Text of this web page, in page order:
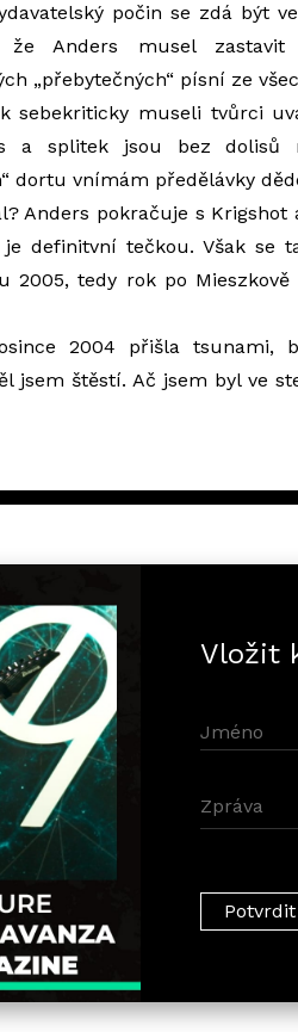
počin se zdá být
že Anders musel zastavit
„přebytečných“ písní ze
sebekriticky museli tvůrci
a splitek jsou bez dolisů
dortu vnímám předělávky
Anders pokračuje s
definitvní tečkou. Však se
2005, tedy rok po
2004 přišla tsunami,
jsem štěstí. Ač jsem byl ve
Vložit